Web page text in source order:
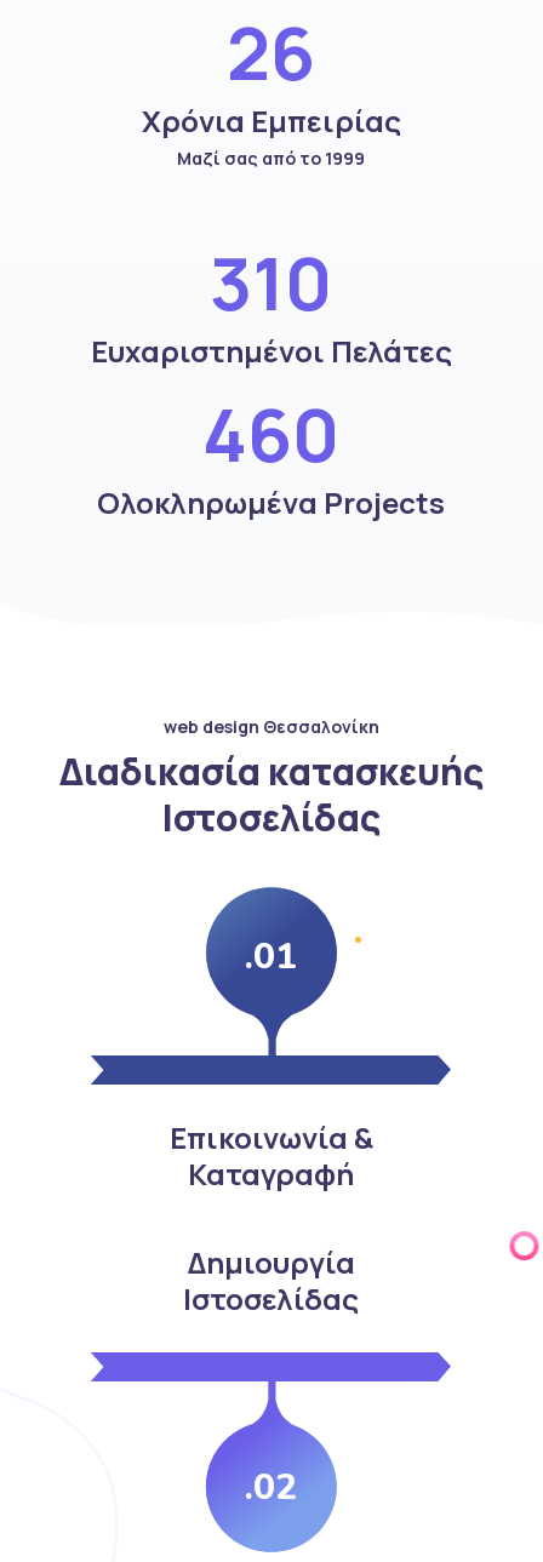
26
Χρόνια Εμπειρίας
Μαζί σας από το 1999
310
Ευχαριστημένοι Πελάτες
460
Ολοκληρωμένα Projects
web design Θεσσαλονίκη
Διαδικασία κατασκευής
Ιστοσελίδας
.01
Επικοινωνία &
Καταγραφή
.02
Δημιουργία
Ιστοσελίδας